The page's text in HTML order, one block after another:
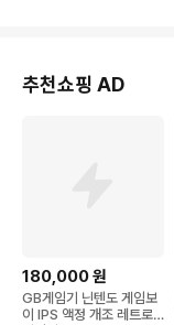
추천쇼핑 AD
180,000원
GB게임기 닌텐도 게임보
이 IPS 액정 개조 레트로